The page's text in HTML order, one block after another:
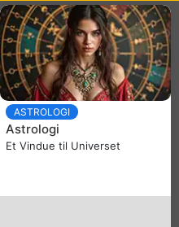
ASTROLOGI
Astrologi
Et Vindue til Universet